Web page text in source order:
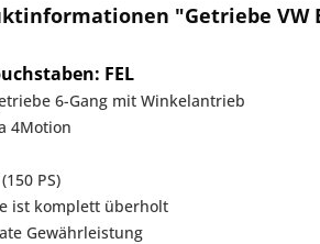
"Getriebe VW
FEL
6-Gang mit Winkelantrieb
4Motion
PS)
ist komplett überholt
Gewährleistung